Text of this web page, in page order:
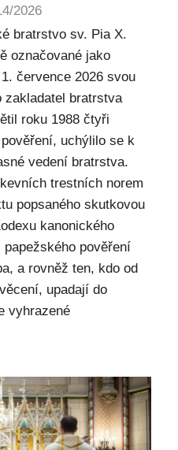
2026
bratrstvo sv. Pia X.
označované jako
července 2026 svou
zakladatel bratrstva
roku 1988 čtyři
uchýlilo se k
vedení bratrstva.
trestních norem
popsaného skutkovou
kanonického
pověření
a rovněž ten, kdo od
upadají do
vyhrazené